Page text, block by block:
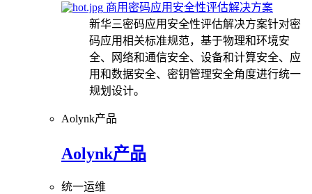
商用密码应用安全性评估解决方案
新华三密码应用安全性评估解决方案针对密
码应用相关标准规范，基于物理和环境安
全、网络和通信安全、设备和计算安全、应
用和数据安全、密钥管理安全角度进行统一
规划设计。
Aolynk产品
Aolynk产品
统一运维